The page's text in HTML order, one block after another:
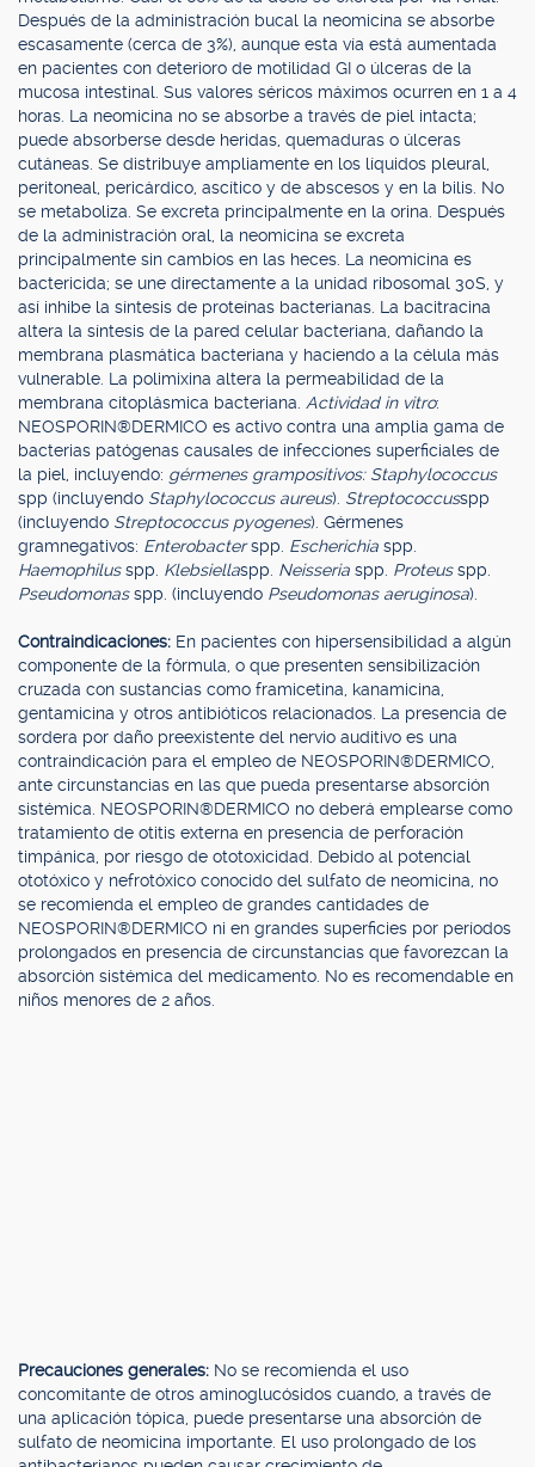
Después de la administración bucal la neomicina se absorbe
escasamente (cerca de 3%), aunque esta vía está aumentada
en pacientes con deterioro de motilidad GI o úlceras de la
mucosa intestinal. Sus valores séricos máximos ocurren en 1 a 4
horas. La neomicina no se absorbe a través de piel intacta;
puede absorberse desde heridas, quemaduras o úlceras
cutáneas. Se distribuye ampliamente en los líquidos pleural,
peritoneal, pericárdico, ascítico y de abscesos y en la bilis. No
se metaboliza. Se excreta principalmente en la orina. Después
de la administración oral, la neomicina se excreta
principalmente sin cambios en las heces. La neomicina es
bactericida; se une directamente a la unidad ribosomal 30S, y
así inhibe la síntesis de proteínas bacterianas. La bacitracina
altera la síntesis de la pared celular bacteriana, dañando la
membrana plasmática bacteriana y haciendo a la célula más
vulnerable. La polimixina altera la permeabilidad de la
membrana citoplásmica bacteriana. Actividad in vitro:
NEOSPORIN®DERMICO es activo contra una amplia gama de
bacterias patógenas causales de infecciones superficiales de
la piel, incluyendo: gérmenes grampositivos: Staphylococcus
spp (incluyendo Staphylococcus aureus). Streptococcusspp
(incluyendo Streptococcus pyogenes). Gérmenes
gramnegativos: Enterobacterspp. Escherichia spp.
Haemophilusspp. Klebsiellaspp. Neisseria spp. Proteusspp.
Pseudomonasspp. (incluyendo Pseudomonas aeruginosa).
Contraindicaciones: En pacientes con hipersensibilidad a algún
componente de la fórmula, o que presenten sensibilización
cruzada con sustancias como framicetina, kanamicina,
gentamicina y otros antibióticos relacionados. La presencia de
sordera por daño preexistente del nervio auditivo es una
contraindicación para el empleo de NEOSPORIN®DERMICO,
ante circunstancias en las que pueda presentarse absorción
sistémica. NEOSPORIN®DERMICO no deberá emplearse como
tratamiento de otitis externa en presencia de perforación
timpánica, por riesgo de ototoxicidad. Debido al potencial
ototóxico y nefrotóxico conocido del sulfato de neomicina, no
se recomienda el empleo de grandes cantidades de
NEOSPORIN®DERMICO ni en grandes superficies por períodos
prolongados en presencia de circunstancias que favorezcan la
absorción sistémica del medicamento. No es recomendable en
niños menores de 2 años.
Precauciones generales: No se recomienda el uso
concomitante de otros aminoglucósidos cuando, a través de
una aplicación tópica, puede presentarse una absorción de
sulfato de neomicina importante. El uso prolongado de los